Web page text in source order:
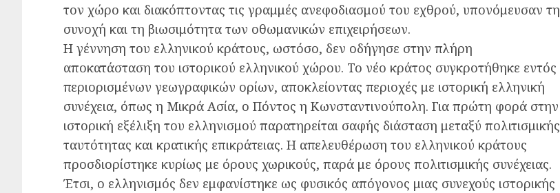
τον χώρο και διακόπτοντας τις γραμμές ανεφοδιασμού του εχθρού, υπονόμευσαν τη
συνοχή και τη βιωσιμότητα των οθωμανικών επιχειρήσεων.
Η γέννηση του ελληνικού κράτους, ωστόσο, δεν οδήγησε στην πλήρη
αποκατάσταση του ιστορικού ελληνικού χώρου. Το νέο κράτος συγκροτήθηκε εντός
περιορισμένων γεωγραφικών ορίων, αποκλείοντας περιοχές με ιστορική ελληνική
συνέχεια, όπως η Μικρά Ασία, ο Πόντος η Κωνσταντινούπολη. Για πρώτη φορά στην
ιστορική εξέλιξη του ελληνισμού παρατηρείται σαφής διάσταση μεταξύ πολιτισμικής
ταυτότητας και κρατικής επικράτειας. Η απελευθέρωση του ελληνικού κράτους
προσδιορίστηκε κυρίως με όρους χωρικούς, παρά με όρους πολιτισμικής συνέχειας.
Έτσι, ο ελληνισμός δεν εμφανίστηκε ως φυσικός απόγονος μιας συνεχούς ιστορικής